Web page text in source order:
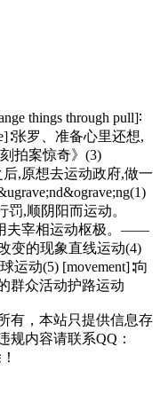
things through pull]∶
张罗、准备心里还想,
拍案惊奇》(3)
后,原想去运动政府,做一
罚,顺阴阳而运动。
夫宰相运动枢极。——
变的现象直线运动(4)
运动(5) [movement]∶向
群众活动护路运动
有，本站只提供信息存
规内容请联系QQ：